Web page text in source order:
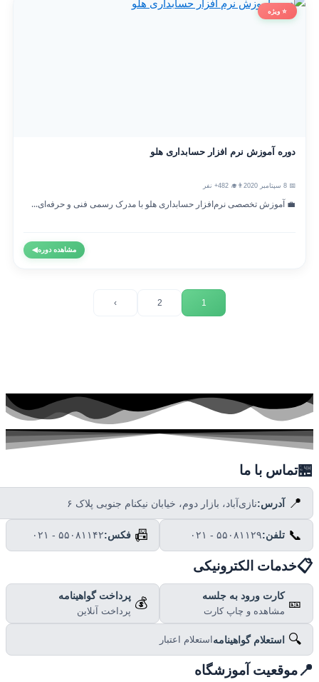
⭐ ویژه
دوره آموزش نرم افزار حسابداری هلو
👨‍🎓 482+ نفر
💼 آموزش تخصصی نرم‌افزار حسابداری هلو با مدرک رسمی فنی و حرفه‌ای...
مشاهده دوره◀
تماس با ما
📍 آدرس:نازی‌آباد، بازار دوم، خیابان نیکنام جنوبی پلاک ۶
📞 تلفن:۰۲۱ - ۵۵۰۸۱۱۲۹ 📠 فکس:۰۲۱ - ۵۵۰۸۱۱۴۲
خدمات الکترونیکی
🎫 کارت ورود به جلسه
مشاهده و چاپ کارت
💰 پرداخت گواهینامه
پرداخت آنلاین
🔍 استعلام گواهینامهاستعلام اعتبار
موقعیت آموزشگاه